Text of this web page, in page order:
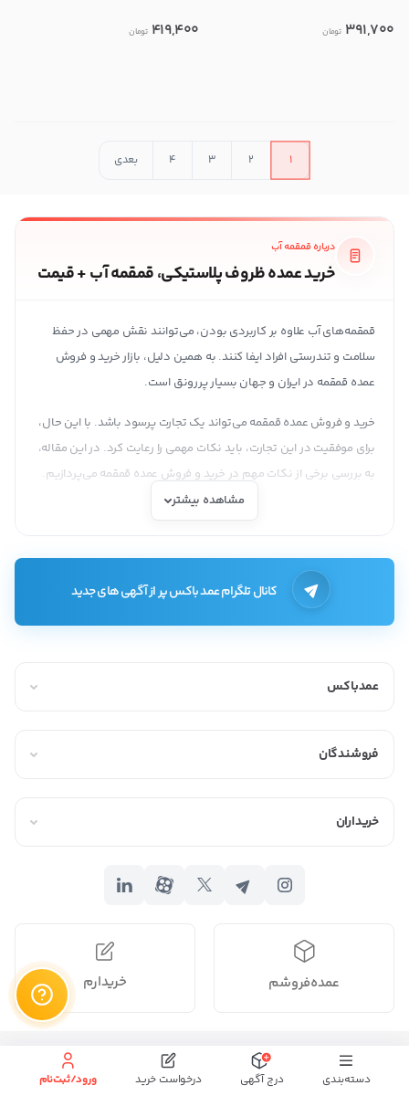
391,700 تومان 419,400 تومان
1
2
3
4 بعدی
درباره قمقمه آب
خرید عمده ظروف پلاستیکی، قمقمه آب + قیمت
قمقمه‌های آب علاوه بر کاربردی بودن، می‌توانند نقش مهمی در حفظ
سلامت و تندرستی افراد ایفا کنند. به همین دلیل، بازار خرید و فروش
عمده قمقمه در ایران و جهان بسیار پررونق است.
خرید و فروش عمده قمقمه می‌تواند یک تجارت پرسود باشد. با این حال،
برای موفقیت در این تجارت، باید نکات مهمی را رعایت کرد. در این مقاله،
به بررسی برخی از نکات مهم در خرید و فروش عمده قمقمه می‌پردازیم.
قمقمه‌ها را می‌توان بر اساس عوامل مختلفی دسته‌بندی کرد. یکی از
مهم‌ترین این عوامل، نوع جنس است. بر اساس نوع جنس، قمقمه‌ها به
دسته‌های زیر تقسیم می‌شوند:
در خرید و فروش عمده قمقمه، نکات مهمی وجود دارد که باید رعایت
تحقیق و بررسی:
قمقمه، باید تحقیقات لازم را انجام
دهید و از کیفیت و قیمت محصولات مورد نظر خود مطمئن
شوید. برای این کار، می‌توانید از منابع مختلفی مانند اینترنت، مجلات و
روزنامه‌ها، و همچنین توصیه‌های دوستان و آشنایان استفاده
محصولات مختلف را از نزدیک مشاهده کنید.
مشاهده بیشتر
کانال تلگرام عمد باکس پر از آگهی های جدید
عمدباکس
فروشندگان
خریداران
عمده‌فروشم خریدارم
تمام حقوق برای محفوظ میباشد.
دسته‌بندی درج آگهی درخواست خرید ورود/ثبت‌نام